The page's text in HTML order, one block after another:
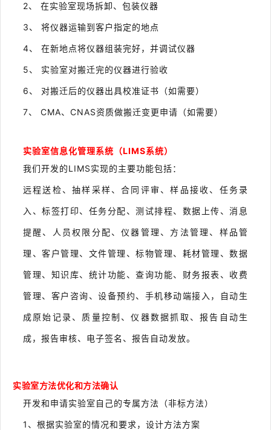
2、 在实验室现场拆卸、包装仪器
3、 将仪器运输到客户指定的地点
4、 在新地点将仪器组装完好，并调试仪器
5、 实验室对搬迁完的仪器进行验收
6、 对搬迁后的仪器出具校准证书（如需要）
7、 CMA、CNAS资质做搬迁变更申请（如需要）
实验室信息化管理系统（LIMS系统）
我们开发的LIMS实现的主要功能包括：
远程送检、抽样采样、合同评审、样品接收、任务录
入、标签打印、任务分配、测试排程、数据上传、消息
提醒、人员权限分配、仪器管理、方法管理、样品管
理、客户管理、文件管理、标物管理、耗材管理、数据
管理、知识库、统计功能、查询功能、财务报表、收费
管理、客户咨询、设备预约、手机移动端接入，自动生
成原始记录、质量控制、仪器数据抓取、报告自动生
成，报告审核、电子签名、报告自动发放。
实验室方法优化和方法确认
开发和申请实验室自己的专属方法（非标方法）
1 、根据实验室的情况和要求，设计方法方案